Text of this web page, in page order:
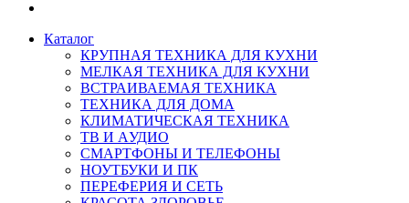
Каталог
КРУПНАЯ ТЕХНИКА ДЛЯ КУХНИ
МЕЛКАЯ ТЕХНИКА ДЛЯ КУХНИ
ВСТРАИВАЕМАЯ ТЕХНИКА
ТЕХНИКА ДЛЯ ДОМА
КЛИМАТИЧЕСКАЯ ТЕХНИКА
ТВ И AУДИО
СМАРТФОНЫ И ТЕЛЕФОНЫ
НОУТБУКИ И ПК
ПЕРЕФЕРИЯ И СЕТЬ